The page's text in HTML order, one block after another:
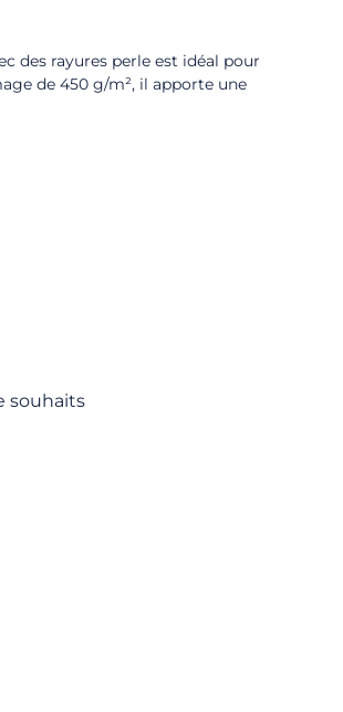
des rayures perle est idéal pour
de 450 g/m², il apporte une
souhaits